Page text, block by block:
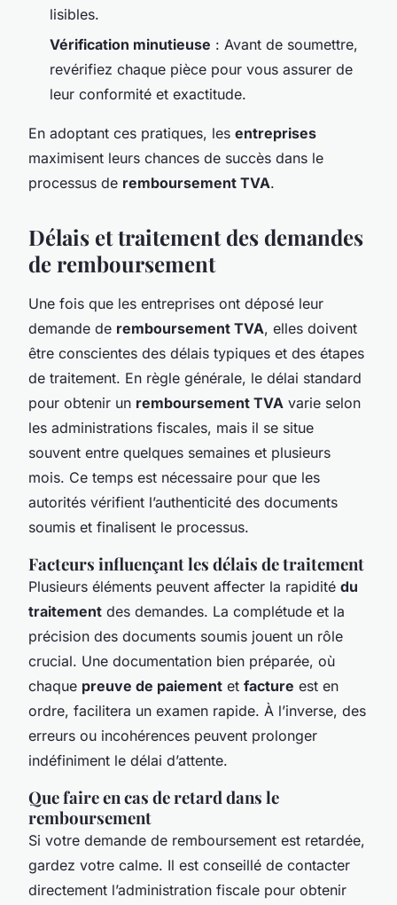
lisibles.
Vérification minutieuse : Avant de soumettre,
revérifiez chaque pièce pour vous assurer de
leur conformité et exactitude.
En adoptant ces pratiques, les entreprises
maximisent leurs chances de succès dans le
processus de remboursement TVA.
Délais et traitement des demandes
de remboursement
Une fois que les entreprises ont déposé leur
demande de remboursement TVA, elles doivent
être conscientes des délais typiques et des étapes
de traitement. En règle générale, le délai standard
pour obtenir un remboursement TVA varie selon
les administrations fiscales, mais il se situe
souvent entre quelques semaines et plusieurs
mois. Ce temps est nécessaire pour que les
autorités vérifient l’authenticité des documents
soumis et finalisent le processus.
Facteurs influençant les délais de traitement
Plusieurs éléments peuvent affecter la rapidité du
traitement des demandes. La complétude et la
précision des documents soumis jouent un rôle
crucial. Une documentation bien préparée, où
chaque preuve de paiement et facture est en
ordre, facilitera un examen rapide. À l’inverse, des
erreurs ou incohérences peuvent prolonger
indéfiniment le délai d’attente.
Que faire en cas de retard dans le
remboursement
Si votre demande de remboursement est retardée,
gardez votre calme. Il est conseillé de contacter
directement l’administration fiscale pour obtenir